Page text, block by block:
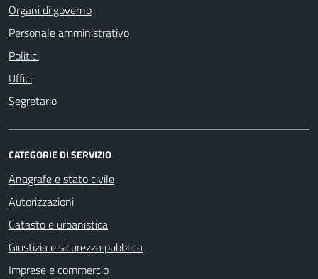
Organi di governo
Personale amministrativo
Politici
Uffici
Segretario
CATEGORIE DI SERVIZIO
Anagrafe e stato civile
Autorizzazioni
Catasto e urbanistica
Giustizia e sicurezza pubblica
Imprese e commercio